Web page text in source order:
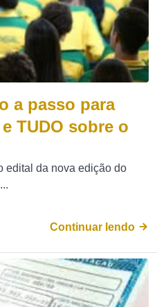
a passo para
TUDO sobre o
edital da nova edição do
Continuar lendo